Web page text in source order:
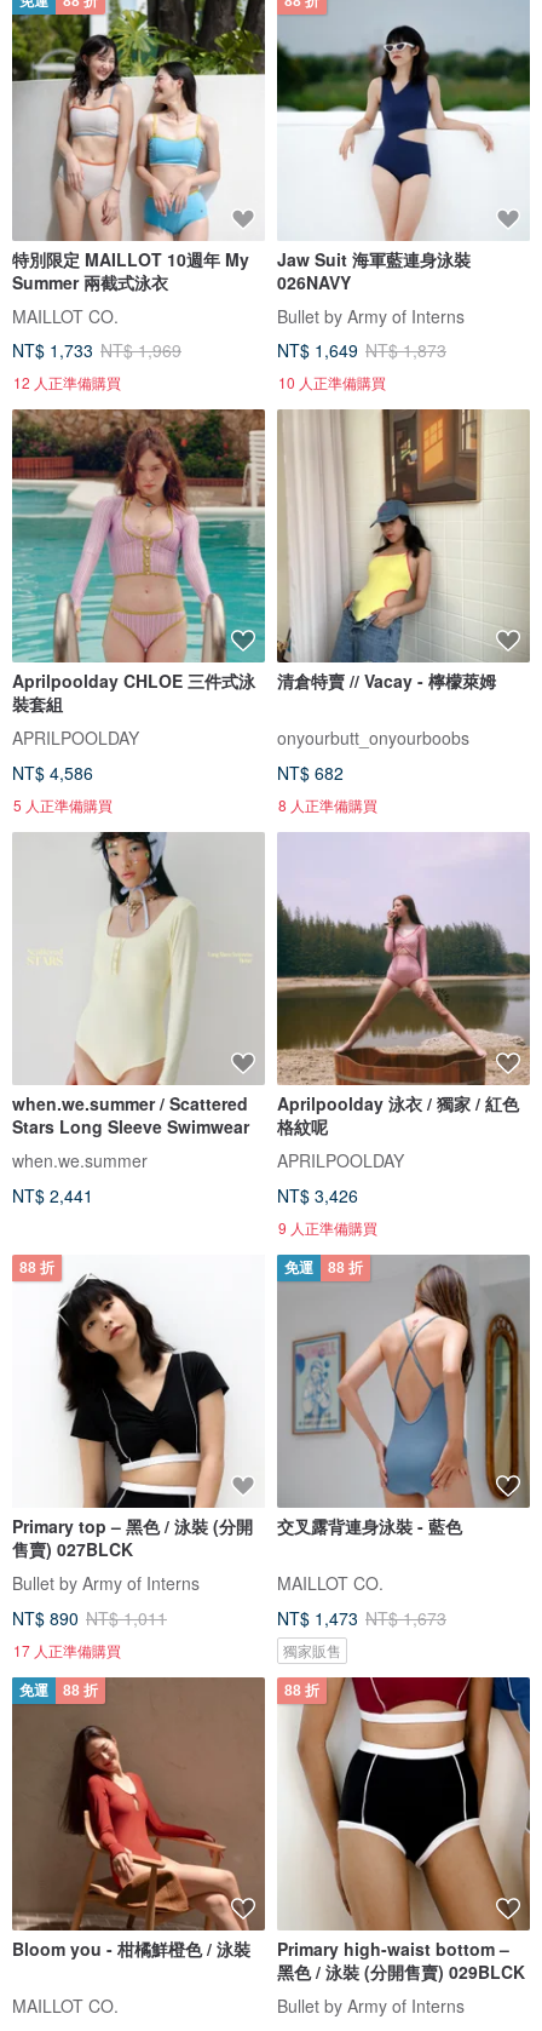
特別限定 MAILLOT 10週年 My
Summer 兩截式泳衣
MAILLOT CO.
NT$ 1,733 NT$ 1,969
12 人正準備購買
Jaw Suit 海軍藍連身泳裝
026NAVY
Bullet by Army of Interns
NT$ 1,649 NT$ 1,873
10 人正準備購買
Aprilpoolday CHLOE 三件式泳
裝套組
APRILPOOLDAY
NT$ 4,586
5 人正準備購買
清倉特賣 // Vacay - 檸檬萊姆
onyourbutt_onyourboobs
NT$ 682
8 人正準備購買
when.we.summer / Scattered
Stars Long Sleeve Swimwear
when.we.summer
NT$ 2,441
Aprilpoolday 泳衣 / 獨家 / 紅色
格紋呢
APRILPOOLDAY
NT$ 3,426
9 人正準備購買
88 折
Primary top – 黑色 / 泳裝 (分開
售賣) 027BLCK
Bullet by Army of Interns
NT$ 890 NT$ 1,011
17 人正準備購買
免運 88 折
交叉露背連身泳裝 - 藍色
MAILLOT CO.
NT$ 1,473 NT$ 1,673
獨家販售
免運 88 折
Bloom you - 柑橘鮮橙色 / 泳裝
MAILLOT CO.
88 折
Primary high-waist bottom –
黑色 / 泳裝 (分開售賣) 029BLCK
Bullet by Army of Interns